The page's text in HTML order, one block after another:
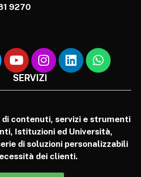
9270
SERVIZI
di contenuti, servizi e strumenti
Istituzioni ed Università,
di soluzioni personalizzabili
dei clienti.